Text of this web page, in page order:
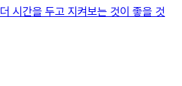
시간을 두고 지켜보는 것이 좋을 것